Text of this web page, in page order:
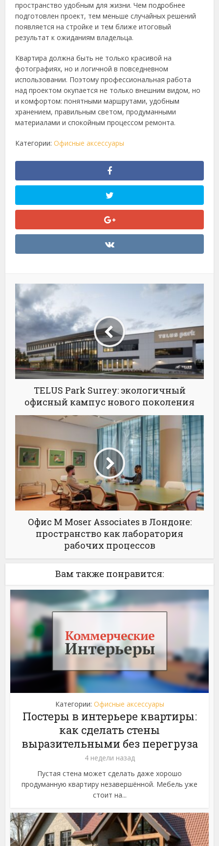
пространство удобным для жизни. Чем подробнее
подготовлен проект, тем меньше случайных решений
появляется на стройке и тем ближе итоговый
результат к ожиданиям владельца.
Квартира должна быть не только красивой на
фотографиях, но и логичной в повседневном
использовании. Поэтому профессиональная работа
над проектом окупается не только внешним видом, но
и комфортом: понятными маршрутами, удобным
хранением, правильным светом, продуманными
материалами и спокойным процессом ремонта.
Категории:Офисные аксессуары
TELUS Park Surrey: экологичный
офисный кампус нового поколения
Офис M Moser Associates в Лондоне:
пространство как лаборатория
рабочих процессов
Вам также понравится:
Категории: Офисные аксессуары
Постеры в интерьере квартиры:
как сделать стены
выразительными без перегруза
4 недели назад
Пустая стена может сделать даже хорошо
продуманную квартиру незавершённой. Мебель уже
стоит на...